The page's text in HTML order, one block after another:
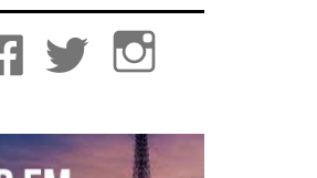
Facebook Twitter